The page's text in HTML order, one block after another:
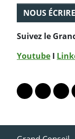
NOUS ÉCRIRE
Suivez le
Youtube I
Lien vers le
Lien